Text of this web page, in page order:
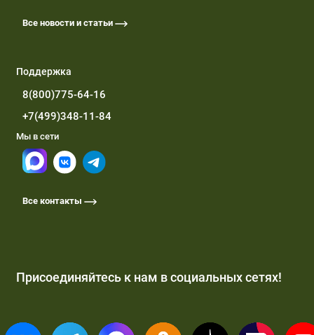
Все новости и статьи
Поддержка
8(800)775-64-16
+7(499)348-11-84
Мы в сети
Все контакты
Присоединяйтесь к нам в социальных сетях!